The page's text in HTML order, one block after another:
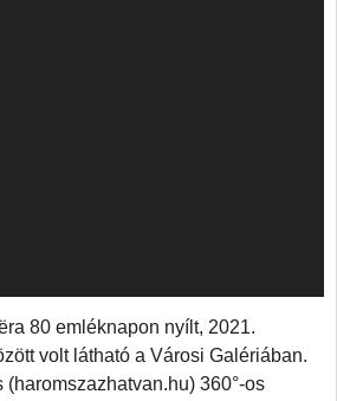
80 emléknapon nyílt, 2021.
volt látható a Városi Galériában.
(haromszazhatvan.hu) 360°-os